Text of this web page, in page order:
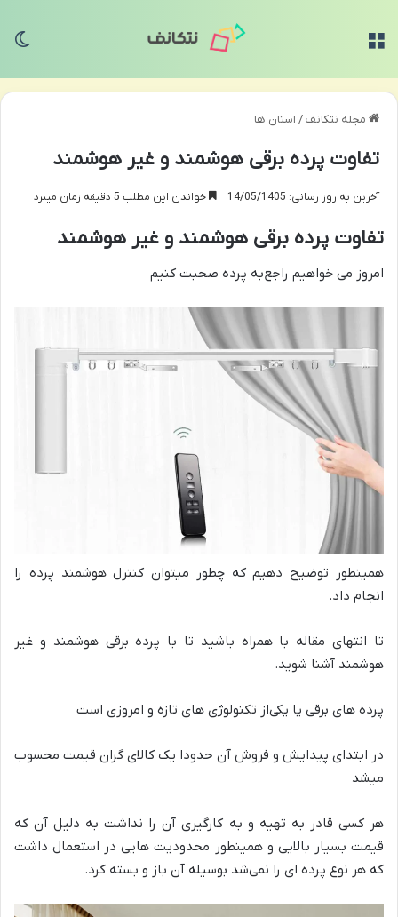
مجله نتکانف/ استان ها
تفاوت پرده برقی هوشمند و غیر هوشمند
آخرین به روز رسانی: 14/05/1405 خواندن این مطلب 5 دقیقه زمان میبرد
تفاوت پرده برقی هوشمند و غیر هوشمند
امروز می خواهیم راجع‌به پرده صحبت کنیم
همینطور توضیح دهیم که چطور میتوان کنترل هوشمند پرده را
انجام داد.
تا انتهای مقاله با همراه باشید تا با پرده برقی هوشمند و غیر
هوشمند آشنا شوید.
پرده های برقی یا یکی‌از تکنولوژی های تازه و امروزی است
در ابتدای پیدایش و فروش آن حدودا یک کالای گران قیمت محسوب
میشد
هر کسی قادر به تهیه و به کارگیری آن را نداشت به دلیل آن که
قیمت بسیار بالایی و همینطور محدودیت هایی در استعمال داشت
که هر نوع پرده ای را نمی‌شد بوسیله آن باز و بسته کرد.